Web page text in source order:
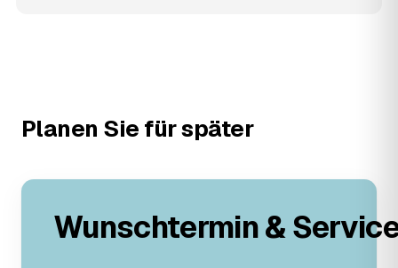
Planen Sie für später
Wunschtermin &